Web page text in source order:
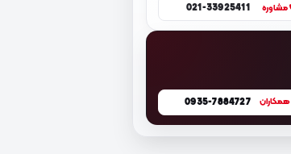
مشاوره 021-33925411
همکاران 0935-7884727